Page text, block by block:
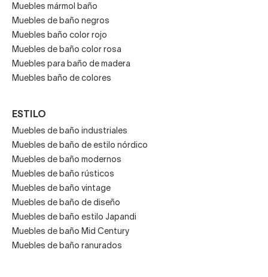
Muebles mármol baño
Muebles de baño negros
Muebles baño color rojo
Muebles de baño color rosa
Muebles para baño de madera
Muebles baño de colores
ESTILO
Muebles de baño industriales
Muebles de baño de estilo nórdico
Muebles de baño modernos
Muebles de baño rústicos
Muebles de baño vintage
Muebles de baño de diseño
Muebles de baño estilo Japandi
Muebles de baño Mid Century
Muebles de baño ranurados